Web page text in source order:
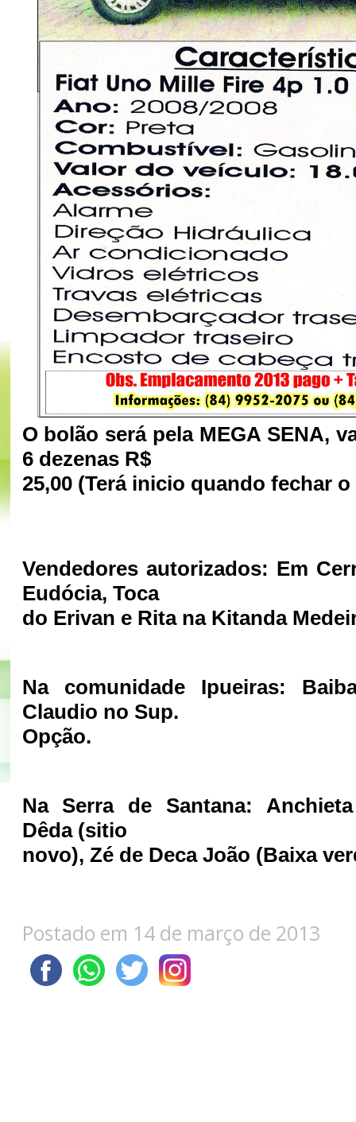
O bolão será pela MEGA SENA,
6 dezenas R$
25,00 (Terá inicio quando fechar
Vendedores autorizados: Em
Eudócia, Toca
do Erivan e Rita na Kitanda
Na comunidade Ipueiras:
Claudio no Sup.
Opção.
Na Serra de Santana:
Dêda (sitio
novo), Zé de Deca João (Baixa
Postado em 14 de março de 2013